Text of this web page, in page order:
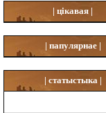
| цікавая |
| папулярнае |
| статыстыка |